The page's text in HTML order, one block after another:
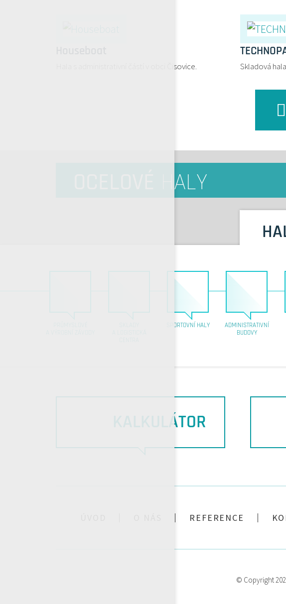
Hala s administrativní částí v obci Čisovice. Skladová
HALY
SPORTOVNÍ HALY
ADMINISTRATIVNÍ
BUDOVY
KALKULÁTOR
REFERENCE
© Copyright